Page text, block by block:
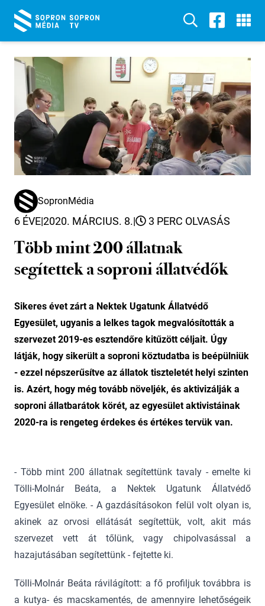
SopronMédia
6 ÉVE|2020. MÁRCIUS. 8.| 3 PERC OLVASÁS
Több mint 200 állatnak
segítettek a soproni állatvédők
Sikeres évet zárt a Nektek Ugatunk Állatvédő
Egyesület, ugyanis a lelkes tagok megvalósították a
szervezet 2019-es esztendőre kitűzött céljait. Úgy
látják, hogy sikerült a soproni köztudatba is beépülniük
- ezzel népszerűsítve az állatok tiszteletét helyi szinten
is. Azért, hogy még tovább növeljék, és aktivizálják a
soproni állatbarátok körét, az egyesület aktivistáinak
2020-ra is rengeteg érdekes és értékes tervük van.
- Több mint 200 állatnak segítettünk tavaly - emelte ki
Tölli-Molnár Beáta, a Nektek Ugatunk Állatvédő
Egyesület elnöke. - A gazdásításokon felül volt olyan is,
akinek az orvosi ellátását segítettük, volt, akit más
szervezet vett át tőlünk, vagy chipolvasással a
hazajutásában segítettünk - fejtette ki.
Tölli-Molnár Beáta rávilágított: a fő profiljuk továbbra is
a kutya- és macskamentés, de amennyire lehetőségeik